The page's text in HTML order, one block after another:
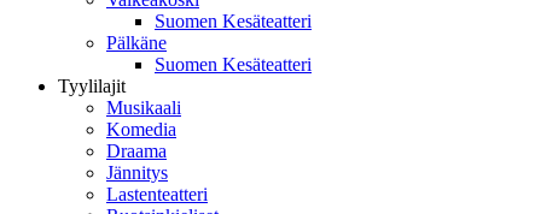
Suomen Kesäteatteri
Pälkäne
Suomen Kesäteatteri
Tyylilajit
Musikaali
Komedia
Draama
Jännitys
Lastenteatteri